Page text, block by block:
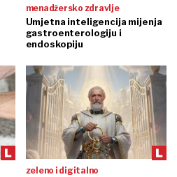
menadžersko zdravlje
Umjetna inteligencija mijenja
gastroenterologiju i
endoskopiju
zeleno i digitalno